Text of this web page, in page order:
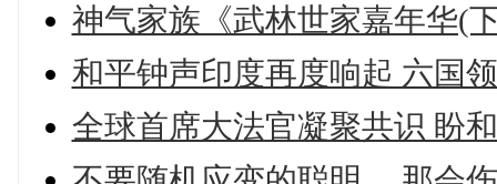
神气家族《武林世家嘉年华(
和平钟声印度再度响起 六国
全球首席大法官凝聚共识 盼